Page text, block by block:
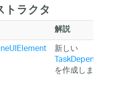
ラクタ
解説
新しい
を作成します。